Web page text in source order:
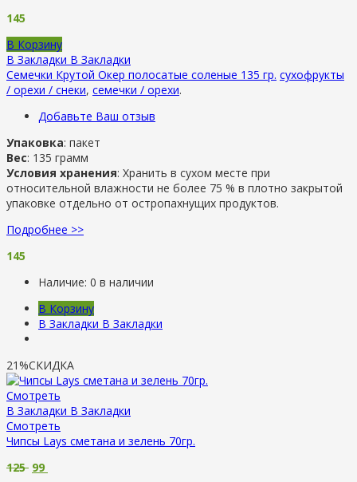
145
В Корзину
В Закладки В Закладки
Семечки Крутой Окер полосатые соленые 135 гр. сухофрукты
/ орехи / снеки, семечки / орехи.
Добавьте Ваш отзыв
Упаковка: пакет
Вес: 135 грамм
Условия хранения: Хранить в сухом месте при
относительной влажности не более 75 % в плотно закрытой
упаковке отдельно от остропахнущих продуктов.
Подробнее >>
145
Наличие: 0 в наличии
В Корзину
В Закладки В Закладки
21%СКИДКА
Смотреть
В Закладки В Закладки
Смотреть
Чипсы Lays сметана и зелень 70гр.
125 99